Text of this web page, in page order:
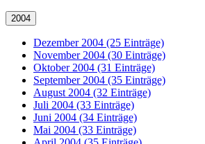
2004
Dezember 2004 (25 Einträge)
November 2004 (30 Einträge)
Oktober 2004 (31 Einträge)
September 2004 (35 Einträge)
August 2004 (32 Einträge)
Juli 2004 (33 Einträge)
Juni 2004 (34 Einträge)
Mai 2004 (33 Einträge)